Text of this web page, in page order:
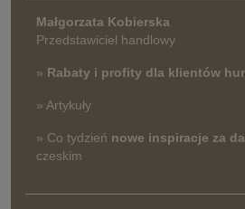
Małgorzata Kobierska
Przedstawiciel handlowy
» Rabaty i profity dla klientów
» Artykuły
» Co tydzień nowe inspiracje za
czeskim